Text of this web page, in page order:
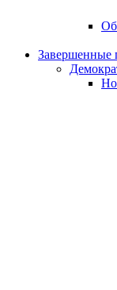
Завершенные